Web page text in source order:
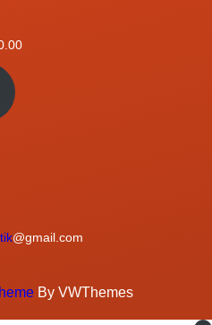
@gmail.com
By VWThemes